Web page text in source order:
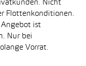
Nicht
Flottenkonditionen.
Angebot ist
Nur bei
Vorrat.